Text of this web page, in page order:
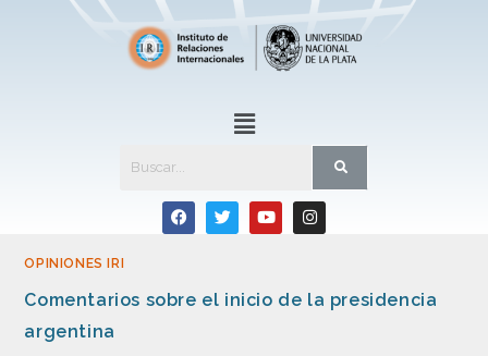
OPINIONES IRI
Comentarios sobre el inicio de la presidencia
argentina